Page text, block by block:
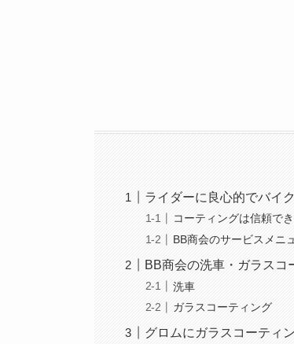
ライダーに良心的でバイ
コーティングは信頼で
BB商会のサービスメニ
BB商会の洗車・ガラスコ
洗車
ガラスコーティング
グロムにガラスコーティ